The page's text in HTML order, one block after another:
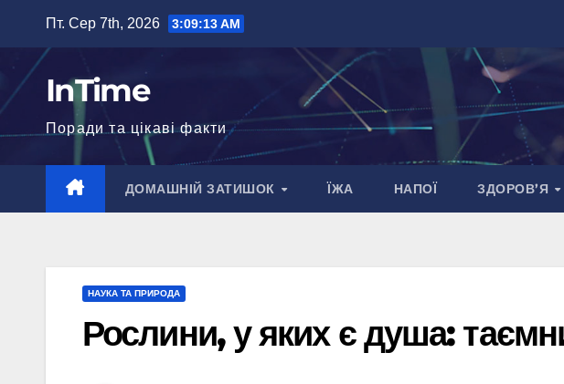
вмісту
Пт. Сер 7th, 2026 3:09:14 AM
InTime
Поради та цікаві факти
ДОМАШНІЙ ЗАТИШОК ЇЖА НАПОЇ ЗДОРОВ’Я
НАУКА ТА ПРИРОДА
Рослини, у яких є душа: